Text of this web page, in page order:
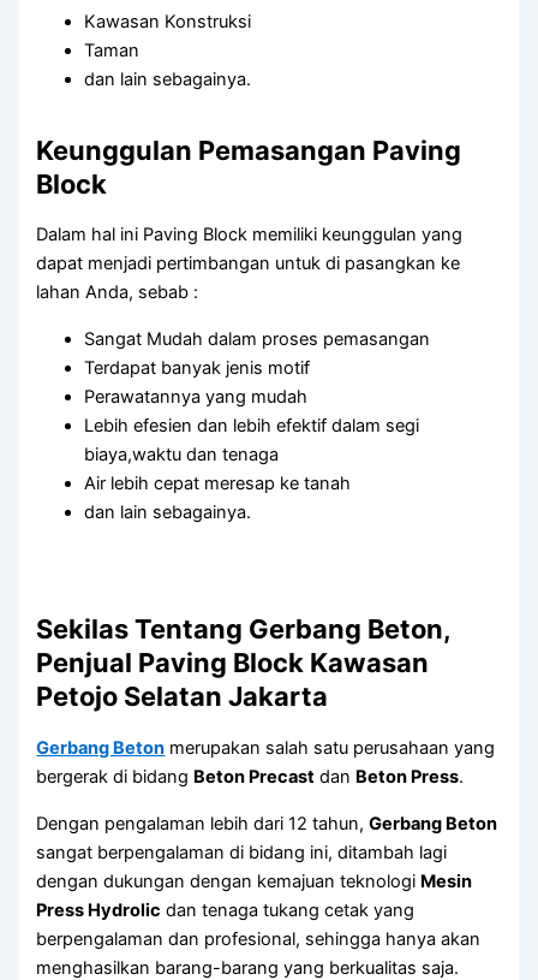
Kawasan Konstruksi
Taman
dan lain sebagainya.
Keunggulan Pemasangan Paving
Block
Dalam hal ini Paving Block memiliki keunggulan yang
dapat menjadi pertimbangan untuk di pasangkan ke
lahan Anda, sebab :
Sangat Mudah dalam proses pemasangan
Terdapat banyak jenis motif
Perawatannya yang mudah
Lebih efesien dan lebih efektif dalam segi
biaya,waktu dan tenaga
Air lebih cepat meresap ke tanah
dan lain sebagainya.
Sekilas Tentang Gerbang Beton,
Penjual Paving Block Kawasan
Petojo Selatan Jakarta
Gerbang Beton merupakan salah satu perusahaan yang
bergerak di bidang Beton Precast dan Beton Press.
Dengan pengalaman lebih dari 12 tahun,Gerbang Beton
sangat berpengalaman di bidang ini, ditambah lagi
dengan dukungan dengan kemajuan teknologi Mesin
Press Hydrolic dan tenaga tukang cetak yang
berpengalaman dan profesional, sehingga hanya akan
menghasilkan barang-barang yang berkualitas saja.